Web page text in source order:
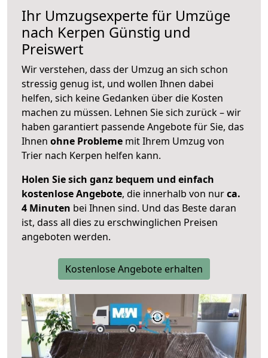
Ihr Umzugsexperte für Umzüge
nach Kerpen Günstig und
Preiswert
Wir verstehen, dass der Umzug an sich schon
stressig genug ist, und wollen Ihnen dabei
helfen, sich keine Gedanken über die Kosten
machen zu müssen. Lehnen Sie sich zurück – wir
haben garantiert passende Angebote für Sie, das
Ihnen ohne Probleme mit Ihrem Umzug von
Trier nach Kerpen helfen kann.
Holen Sie sich ganz bequem und einfach
kostenlose Angebote, die innerhalb von nurca.
4 Minuten bei Ihnen sind. Und das Beste daran
ist, dass all dies zu erschwinglichen Preisen
angeboten werden.
Kostenlose Angebote erhalten